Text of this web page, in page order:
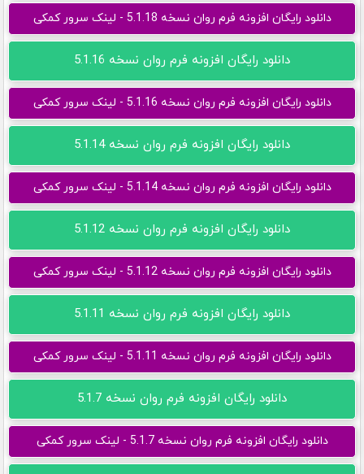
دانلود رایگان افزونه فرم روان نسخه 5.1.18 - لینک سرور کمکی
دانلود رایگان افزونه فرم روان نسخه 5.1.16
دانلود رایگان افزونه فرم روان نسخه 5.1.16 - لینک سرور کمکی
دانلود رایگان افزونه فرم روان نسخه 5.1.14
دانلود رایگان افزونه فرم روان نسخه 5.1.14 - لینک سرور کمکی
دانلود رایگان افزونه فرم روان نسخه 5.1.12
دانلود رایگان افزونه فرم روان نسخه 5.1.12 - لینک سرور کمکی
دانلود رایگان افزونه فرم روان نسخه 5.1.11
دانلود رایگان افزونه فرم روان نسخه 5.1.11 - لینک سرور کمکی
دانلود رایگان افزونه فرم روان نسخه 5.1.7
دانلود رایگان افزونه فرم روان نسخه 5.1.7 - لینک سرور کمکی